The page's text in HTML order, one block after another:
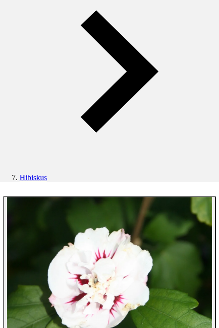
Hibiskus